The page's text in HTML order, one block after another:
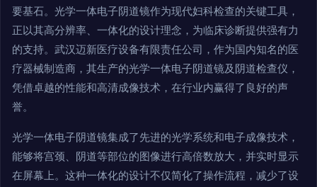
要基石。光学一体电子阴道镜作为现代妇科检查的关键工具，
正以其高分辨率、一体化的设计理念，为临床诊断提供强有力
的支持。武汉迈新医疗设备有限责任公司，作为国内知名的医
疗器械制造商，其生产的光学一体电子阴道镜及阴道检查仪，
凭借卓越的性能和高清成像技术，在行业内赢得了良好的声
誉。
光学一体电子阴道镜集成了先进的光学系统和电子成像技术，
能够将宫颈、阴道等部位的图像进行高倍数放大，并实时显示
在屏幕上。这种一体化的设计不仅简化了操作流程，减少了设